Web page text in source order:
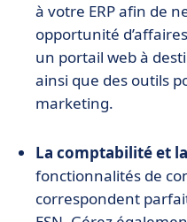
à votre ERP afin de
opportunité
un portail web à
ainsi que des outils
marketing.
La comptabilité et
fonctionnalités de
correspondent